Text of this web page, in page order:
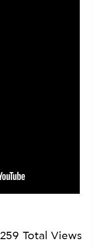
259 Total Views